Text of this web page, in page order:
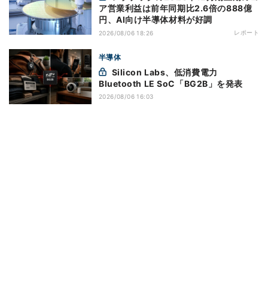
ア営業利益は前年同期比2.6倍の888億
円、AI向け半導体材料が好調
2026/08/06 18:26 レポート
半導体
Bluetooth LE SoC「BG2B」を発表
2026/08/06 16:03